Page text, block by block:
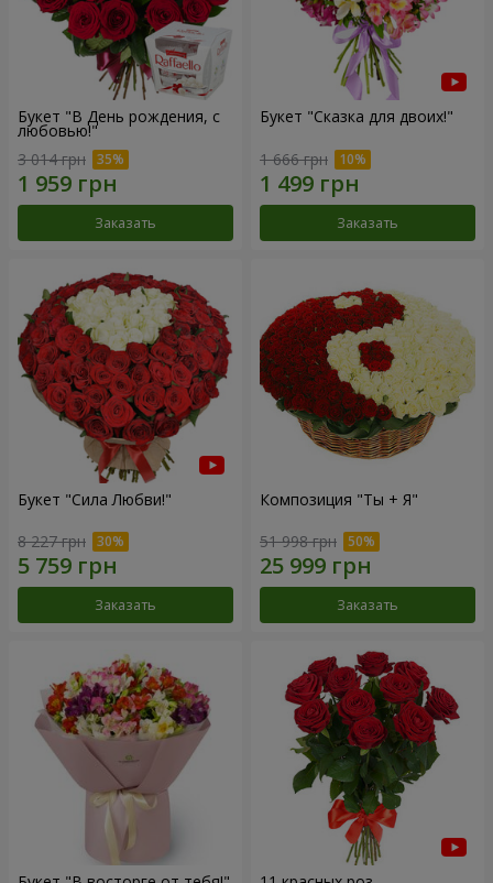
Букет "В День рождения, с
любовью!"
3 014 грн
Заказать
Букет "Сказка для двоих!"
1 666 грн
Заказать
Букет "Сила Любви!"
8 227 грн
Заказать
Композиция "Ты + Я"
51 998 грн
Заказать